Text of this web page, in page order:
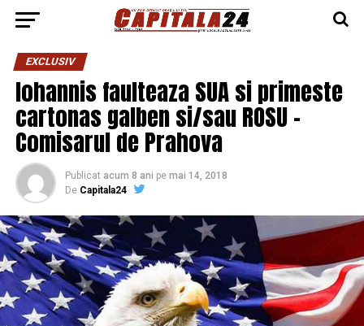
EXCLUSIV
Iohannis faulteaza SUA si primeste
cartonas galben si/sau ROSU –
Comisarul de Prahova
Publicat acum 8 ani pe mai 14, 2018
De Capitala24